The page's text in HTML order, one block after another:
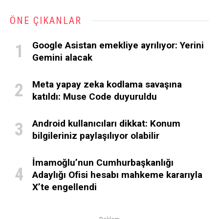
ÖNE ÇIKANLAR
Google Asistan emekliye ayrılıyor: Yerini
Gemini alacak
Meta yapay zeka kodlama savaşına
katıldı: Muse Code duyuruldu
Android kullanıcıları dikkat: Konum
bilgileriniz paylaşılıyor olabilir
İmamoğlu’nun Cumhurbaşkanlığı
Adaylığı Ofisi hesabı mahkeme kararıyla
X’te engellendi